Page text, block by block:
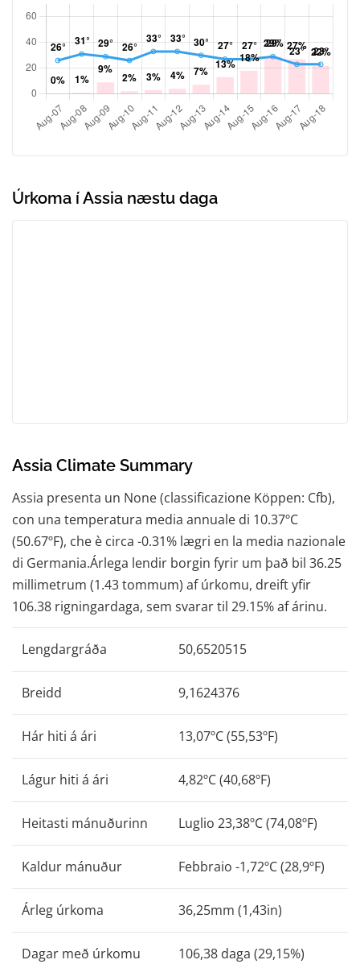
Úrkoma í Assia næstu daga
Assia Climate Summary
Assia presenta un None (classificazione Köppen: Cfb),
con una temperatura media annuale di 10.37ºC
(50.67ºF), che è circa -0.31% lægri en la media nazionale
di Germania.Árlega lendir borgin fyrir um það bil 36.25
millimetrum (1.43 tommum) af úrkomu, dreift yfir
106.38 rigningardaga, sem svarar til 29.15% af árinu.
Lengdargráða 50,6520515
Breidd 9,1624376
Hár hiti á ári 13,07ºC (55,53ºF)
Lágur hiti á ári 4,82ºC (40,68ºF)
Heitasti mánuðurinn Luglio 23,38ºC (74,08ºF)
Kaldur mánuður Febbraio -1,72ºC (28,9ºF)
Árleg úrkoma 36,25mm (1,43in)
Dagar með úrkomu 106,38 daga (29,15%)